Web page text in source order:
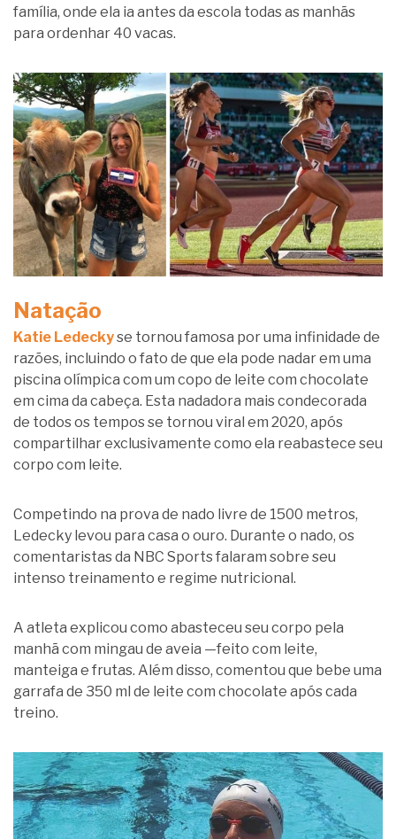
família, onde ela ia antes da escola todas as manhãs
para ordenhar 40 vacas.
Natação
Katie Ledeckyse tornou famosa por uma infinidade de
razões, incluindo o fato de que ela pode nadar em uma
piscina olímpica com um copo de leite com chocolate
em cima da cabeça. Esta nadadora mais condecorada
de todos os tempos se tornou viral em 2020, após
compartilhar exclusivamente como ela reabastece seu
corpo com leite.
Competindo na prova de nado livre de 1500 metros,
Ledecky levou para casa o ouro. Durante o nado, os
comentaristas da NBC Sports falaram sobre seu
intenso treinamento e regime nutricional.
A atleta explicou como abasteceu seu corpo pela
manhã com mingau de aveia —feito com leite,
manteiga e frutas. Além disso, comentou que bebe uma
garrafa de 350 ml de leite com chocolate após cada
treino.